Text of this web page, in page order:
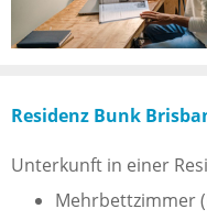
Residenz Bunk
Unterkunft in einer
Mehrbettzimmer